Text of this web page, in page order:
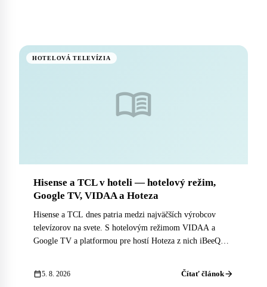
menu_book
HOTELOVÁ TELEVÍZIA
Hisense a TCL v hoteli — hotelový režim,
Google TV, VIDAA a Hoteza
Hisense a TCL dnes patria medzi najväčších výrobcov
televízorov na svete. S hotelovým režimom VIDAA a
Google TV a platformou pre hostí Hoteza z nich iBeeQ
calendar_today5. 8. 2026 Čítať článokarrow_forward